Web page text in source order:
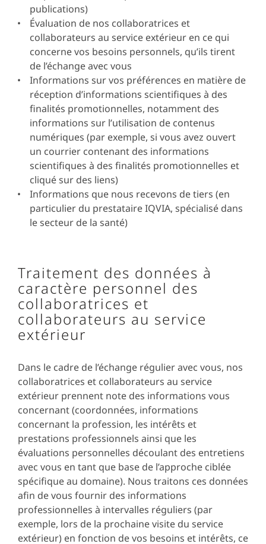
publications)
Évaluation de nos collaboratrices et
collaborateurs au service extérieur en ce qui
concerne vos besoins personnels, qu’ils tirent
de l’échange avec vous
Informations sur vos préférences en matière de
réception d’informations scientifiques à des
finalités promotionnelles, notamment des
informations sur l’utilisation de contenus
numériques (par exemple, si vous avez ouvert
un courrier contenant des informations
scientifiques à des finalités promotionnelles et
cliqué sur des liens)
Informations que nous recevons de tiers (en
particulier du prestataire IQVIA, spécialisé dans
le secteur de la santé)
Traitement des données à
caractère personnel des
collaboratrices et
collaborateurs au service
extérieur
Dans le cadre de l’échange régulier avec vous, nos
collaboratrices et collaborateurs au service
extérieur prennent note des informations vous
concernant (coordonnées, informations
concernant la profession, les intérêts et
prestations professionnels ainsi que les
évaluations personnelles découlant des entretiens
avec vous en tant que base de l’approche ciblée
spécifique au domaine). Nous traitons ces données
afin de vous fournir des informations
professionnelles à intervalles réguliers (par
exemple, lors de la prochaine visite du service
extérieur) en fonction de vos besoins et intérêts, ce